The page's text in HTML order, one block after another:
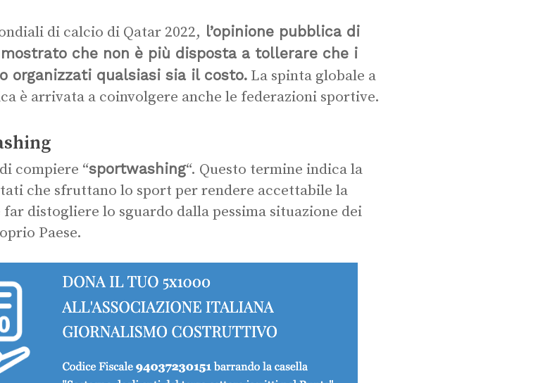
di calcio di Qatar 2022, l’opinione pubblica di
che non è più disposta a tollerare che i
organizzati qualsiasi sia il costo. La spinta globale a
è arrivata a coinvolgere anche le federazioni sportive.
compiere “sportwashing“. Questo termine indica la
che sfruttano lo sport per rendere accettabile la
distogliere lo sguardo dalla pessima situazione dei
Paese.